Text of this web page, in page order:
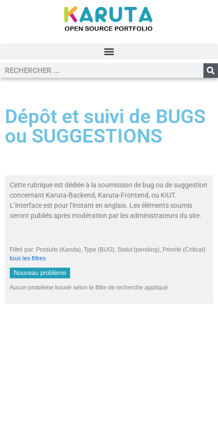
Dépôt et suivi de BUGS
ou SUGGESTIONS
Cette rubrique est dédiée à la soumission de bug ou de suggestion
concernant Karuta-Backend, Karuta-Frontend, ou KIUT.
L’interface est pour l’instant en anglais. Les éléments soumis
seront publiés après modération par les administrateurs du site.
Filtré par: Produits (Karuta), Type (BUG), Statut (pending), Priorité
tous les filtres
Nouveau problème
Aucun problème trouvé selon le filtre de recherche appliqué.